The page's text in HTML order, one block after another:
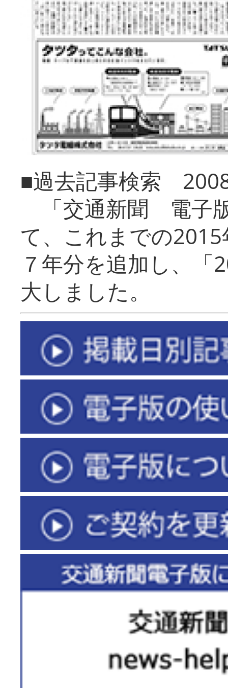
■過去記事検索
「交通新聞 電子
て、これまでの
７年分を追加し、「
大しまし